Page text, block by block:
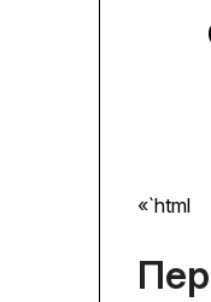
«`html